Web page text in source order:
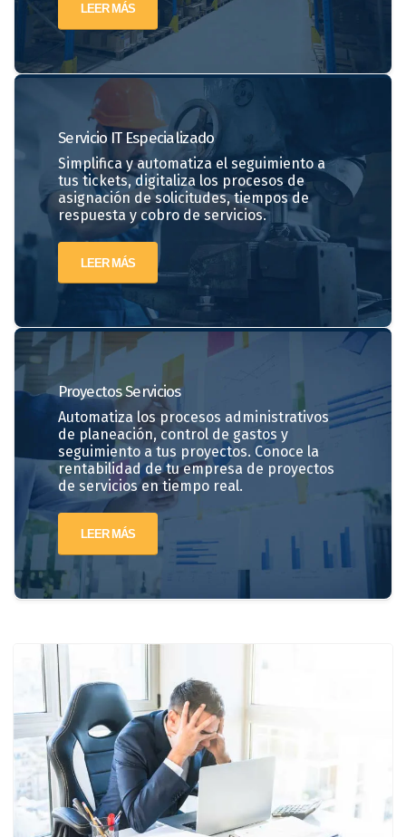
LEER MÁS
Servicio IT Especializado
Simplifica y automatiza el seguimiento a
tus tickets, digitaliza los procesos de
asignación de solicitudes, tiempos de
respuesta y cobro de servicios.
LEER MÁS
ProyectosServicios
Automatiza los procesos administrativos
de planeación, control de gastos y
seguimiento a tus proyectos. Conoce la
rentabilidad de tu empresa de proyectos
de servicios en tiempo real.
LEER MÁS